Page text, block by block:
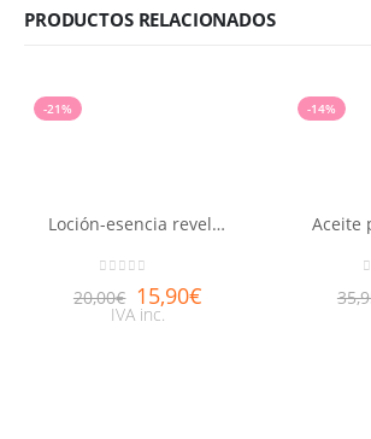
PRODUCTOS RELACIONADOS
-21%
Loción-esencia reveladora de belleza Aquabella®
20,00€ 15,90€
IVA inc.
-14%